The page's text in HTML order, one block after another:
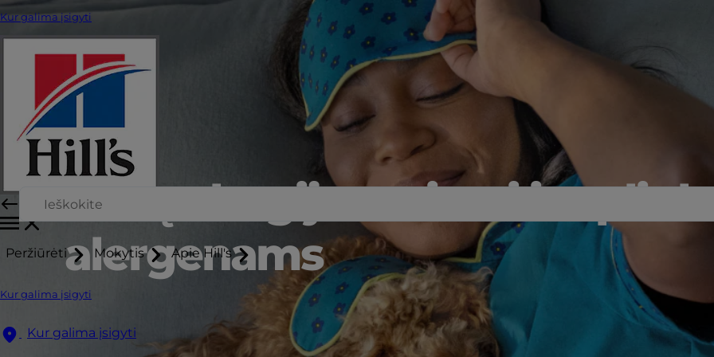
Kur galima įsigyti
Peržiūrėti Mokytis Apie Hill's
Kur galima įsigyti
Kur galima įsigyti
šunų alergija maistui ir
alergenams